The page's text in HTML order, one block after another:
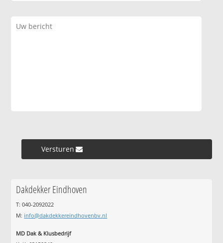
Versturen »
Dakdekker Eindhoven
T: 040-2092022
M: info@dakdekkereindhovenbv.nl
MD Dak & Klusbedrijf